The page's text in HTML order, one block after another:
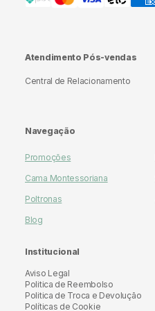
Atendimento Pós-vendas
Central de Relacionamento
Navegação
Promoções
Cama Montessoriana
Poltronas
Blog
Institucional
Aviso Legal
Politica de Reembolso
Politica de Troca e Devolução
Políticas de Cookie